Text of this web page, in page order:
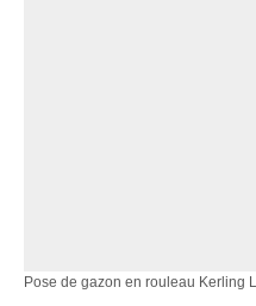
Pose de gazon en rouleau Kerling